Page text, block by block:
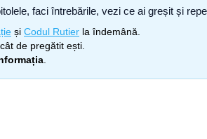
faci întrebările, vezi ce ai greșit și
și Codul Rutier la îndemână.
de pregătit ești.